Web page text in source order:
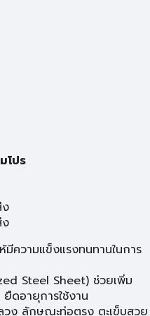
โปร
ความแข็งแรงทนทานในการ
Steel Sheet) ช่วยเพิ่ม
ดอายุการใช้งาน
ง ลักษณะท่อตรง ตะเข็บสวย